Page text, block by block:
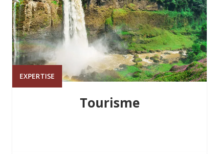
EXPERTISE
Tourisme